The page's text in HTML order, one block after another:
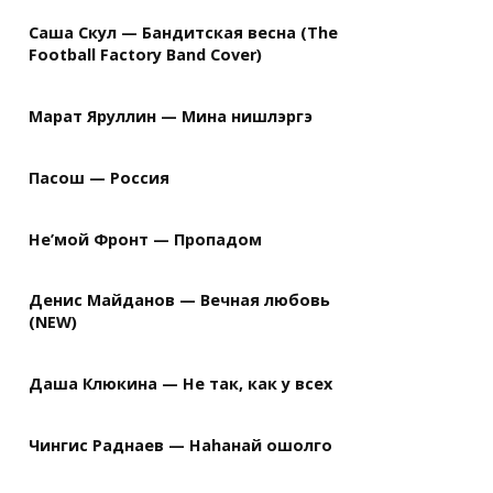
Саша Скул — Бандитская весна (The
Football Factory Band Cover)
Марат Яруллин — Мина нишлэргэ
Пасош — Россия
Не’мой Фронт — Пропадом
Денис Майданов — Вечная любовь
(NEW)
Даша Клюкина — Не так, как у всех
Чингис Раднаев — Наhанай ошолго